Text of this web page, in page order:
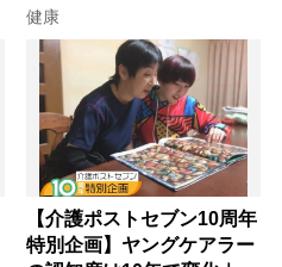
意
健康
【介護ポストセブン10周年
特別企画】ヤングケアラー